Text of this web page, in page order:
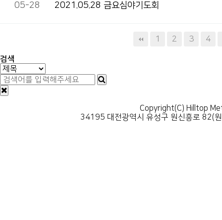
05-28 2021.05.28 금요심야기도회
1 2 3 4
검색
Copyright(C) Hilltop
34195 대전광역시 유성구 원신흥로